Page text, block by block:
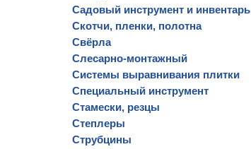
Садовый инструмент и инвентарь
Скотчи, пленки, полотна
Свёрла
Слесарно-монтажный
Системы выравнивания плитки
Специальный инструмент
Стамески, резцы
Степлеры
Струбцины